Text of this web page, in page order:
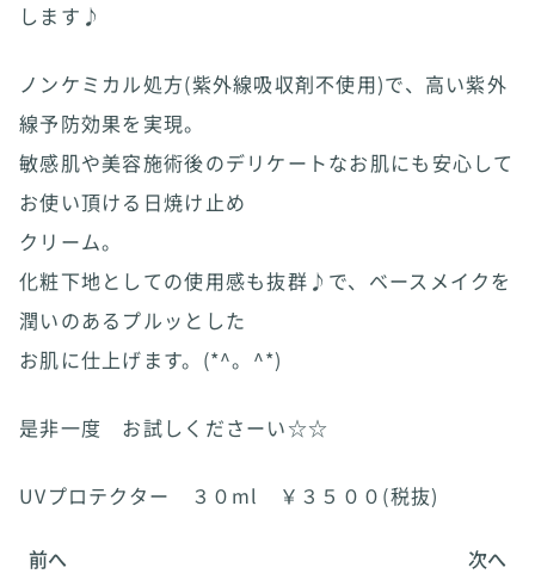
します♪
ノンケミカル処方(紫外線吸収剤不使用)で、高い紫外
線予防効果を実現。
敏感肌や美容施術後のデリケートなお肌にも安心して
お使い頂ける日焼け止め
クリーム。
化粧下地としての使用感も抜群♪で、ベースメイクを
潤いのあるプルッとした
お肌に仕上げます。(*^。^*)
是非一度 お試しくださーい☆☆
UVプロテクター ３０ml ￥３５００(税抜)
前へ 次へ